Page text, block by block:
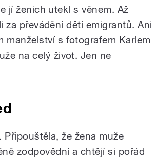
jí ženich utekl s věnem. Až
za převádění dětí emigrantů. Ani
manželství s fotografem Karlem
na celý život. Jen ne
že žena muže
zodpovědní a chtějí si pořád